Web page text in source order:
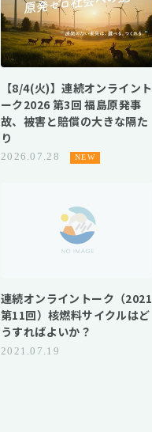
【8/4(火)】連続オンライント
ーク2026 第3回 福島原発事
故、被害と賠償の大きな隔た
り
2026.07.28
連続オンライントーク（2021
第11回）核燃料サイクルはど
うすればよいか？
2021.07.19